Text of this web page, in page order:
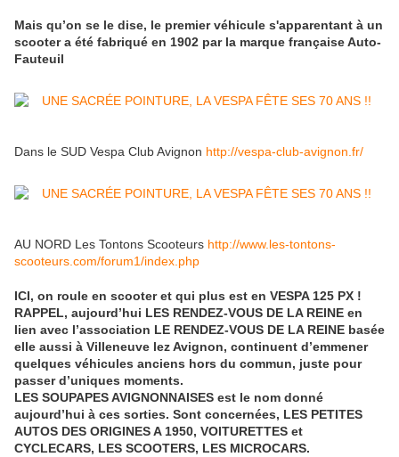
Mais qu’on se le dise, le premier véhicule s'apparentant à un
scooter a été fabriqué en 1902 par la marque française Auto-
Fauteuil
Dans le SUD Vespa Club Avignon http://vespa-club-avignon.fr/
AU NORD Les Tontons Scooteurs http://www.les-tontons-
scooteurs.com/forum1/index.php
ICI, on roule en scooter et qui plus est en VESPA 125 PX !
RAPPEL, aujourd’hui LES RENDEZ-VOUS DE LA REINE en
lien avec l’association LE RENDEZ-VOUS DE LA REINE basée
elle aussi à Villeneuve lez Avignon, continuent d’emmener
quelques véhicules anciens hors du commun, juste pour
passer d’uniques moments.
LES SOUPAPES AVIGNONNAISES est le nom donné
aujourd’hui à ces sorties. Sont concernées, LES PETITES
AUTOS DES ORIGINES A 1950, VOITURETTES et
CYCLECARS, LES SCOOTERS, LES MICROCARS.